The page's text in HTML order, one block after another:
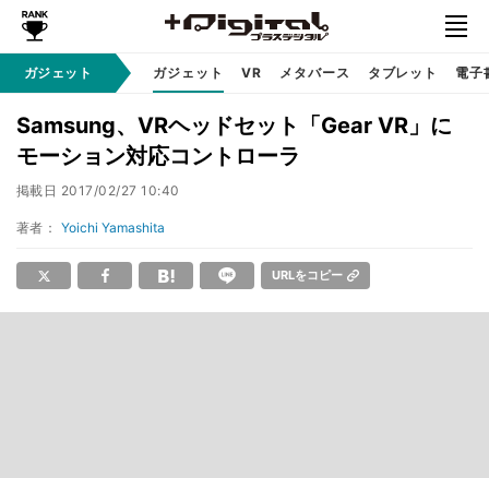
ガジェット ガジェット VR メタバース タブレット 電子
Samsung、VRヘッドセット「Gear VR」に
モーション対応コントローラ
掲載日 2017/02/27 10:40
著者： Yoichi Yamashita
URLをコピー